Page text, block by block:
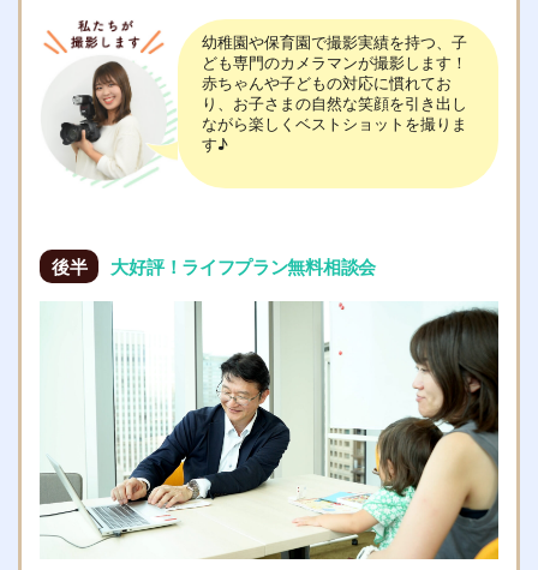
幼稚園や保育園で撮影実績を持つ、子
ども専門のカメラマンが撮影します！
赤ちゃんや子どもの対応に慣れてお
り、お子さまの自然な笑顔を引き出し
ながら楽しくベストショットを撮りま
す♪
後半 大好評！ライフプラン無料相談会